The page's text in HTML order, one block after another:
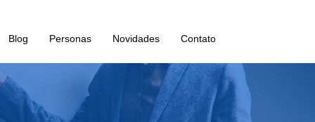
Blog Personas Novidades Contato